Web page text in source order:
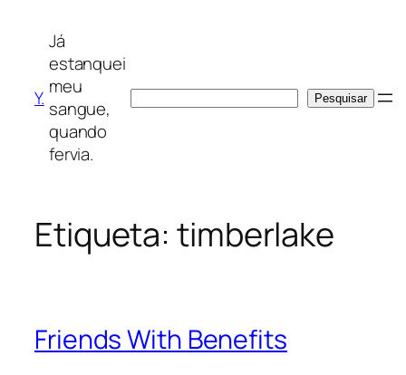
conteúdo
Y.
Já
estanquei
meu
sangue,
quando
fervia.
Pesquisar
Etiqueta: timberlake
Friends With Benefits